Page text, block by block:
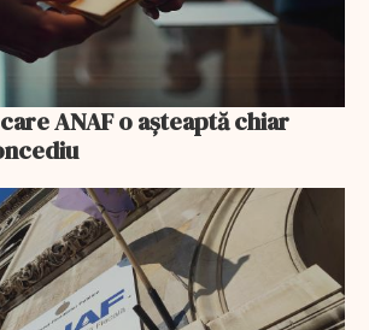
ANAF o așteaptă chiar